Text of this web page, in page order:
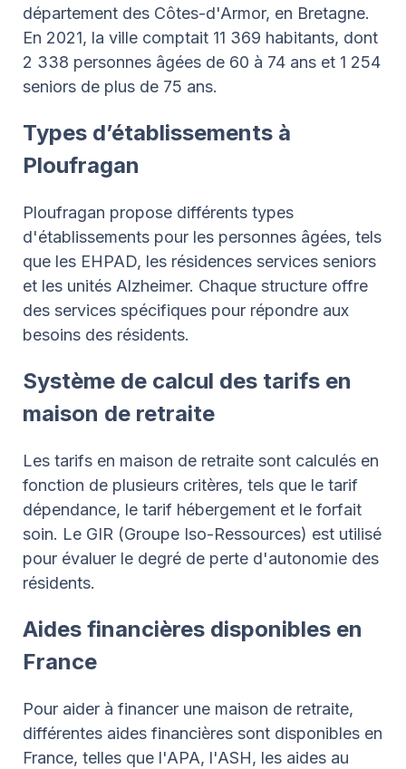
département des Côtes-d'Armor, en Bretagne.
En 2021, la ville comptait 11 369 habitants, dont
2 338 personnes âgées de 60 à 74 ans et 1 254
seniors de plus de 75 ans.
Types d’établissements à
Ploufragan
Ploufragan propose différents types
d'établissements pour les personnes âgées, tels
que les EHPAD, les résidences services seniors
et les unités Alzheimer. Chaque structure offre
des services spécifiques pour répondre aux
besoins des résidents.
Système de calcul des tarifs en
maison de retraite
Les tarifs en maison de retraite sont calculés en
fonction de plusieurs critères, tels que le tarif
dépendance, le tarif hébergement et le forfait
soin. Le GIR (Groupe Iso-Ressources) est utilisé
pour évaluer le degré de perte d'autonomie des
résidents.
Aides financières disponibles en
France
Pour aider à financer une maison de retraite,
différentes aides financières sont disponibles en
France, telles que l'APA, l'ASH, les aides au